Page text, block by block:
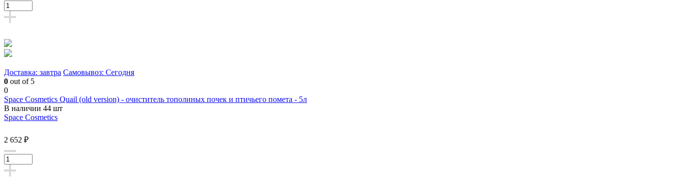
Доставка: завтра Самовывоз: Сегодня
0 out of 5
0
Space Cosmetics Quail (old version) - очиститель тополиных почек и птичьего помета - 5л
В наличии 44 шт
Space Cosmetics
2 652 ₽